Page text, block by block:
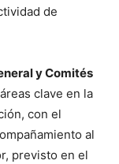
de
y Comités
clave en la
con el
al
previsto en el